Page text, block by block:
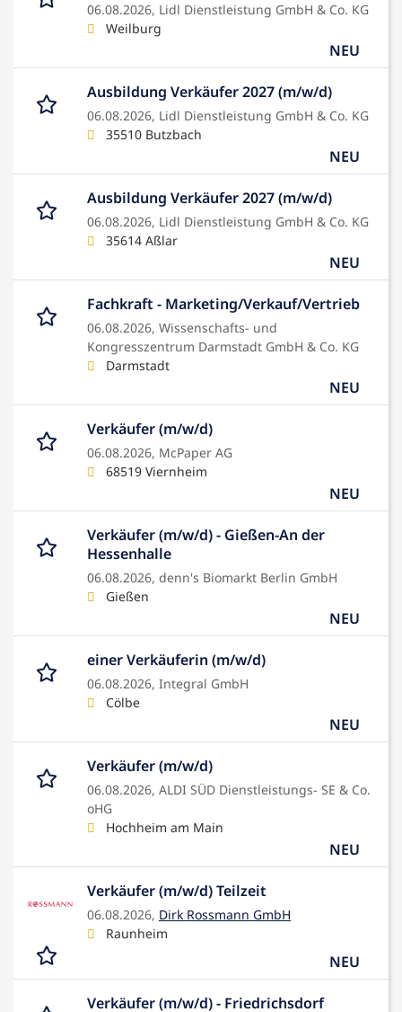
06.08.2026, Lidl Dienstleistung GmbH & Co. KG
Weilburg
NEU
Ausbildung Verkäufer 2027 (m/w/d)
06.08.2026, Lidl Dienstleistung GmbH & Co. KG
35510 Butzbach
NEU
Ausbildung Verkäufer 2027 (m/w/d)
06.08.2026, Lidl Dienstleistung GmbH & Co. KG
35614 Aßlar
NEU
Fachkraft - Marketing/Verkauf/Vertrieb
06.08.2026, Wissenschafts- und
Kongresszentrum Darmstadt GmbH & Co. KG
Darmstadt
NEU
Verkäufer (m/w/d)
06.08.2026, McPaper AG
68519 Viernheim
NEU
Verkäufer (m/w/d) - Gießen-An der
Hessenhalle
06.08.2026, denn's Biomarkt Berlin GmbH
Gießen
NEU
einer Verkäuferin (m/w/d)
06.08.2026, Integral GmbH
Cölbe
NEU
Verkäufer (m/w/d)
06.08.2026, ALDI SÜD Dienstleistungs- SE & Co.
oHG
Hochheim am Main
NEU
Verkäufer (m/w/d) Teilzeit
06.08.2026, Dirk Rossmann GmbH
Raunheim
NEU
Verkäufer (m/w/d) - Friedrichsdorf